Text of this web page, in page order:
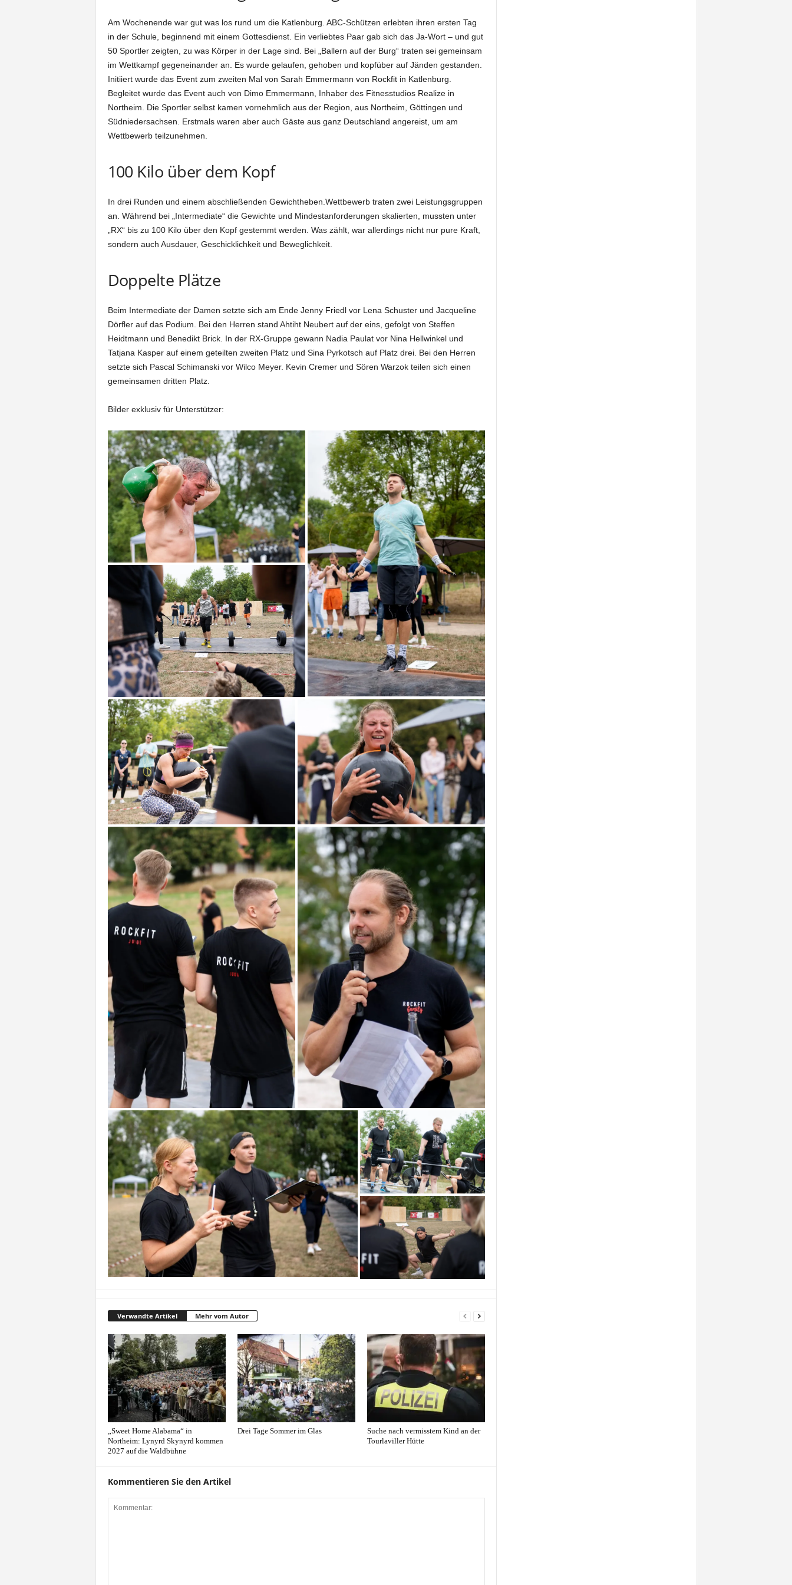
Am Wochenende war gut was los rund um die Katlenburg. ABC-Schützen erlebten ihren ersten Tag
in der Schule, beginnend mit einem Gottesdienst. Ein verliebtes Paar gab sich das Ja-Wort – und gut
50 Sportler zeigten, zu was Körper in der Lage sind. Bei „Ballern auf der Burg“ traten sei gemeinsam
im Wettkampf gegeneinander an. Es wurde gelaufen, gehoben und kopfüber auf Jänden gestanden.
Initiiert wurde das Event zum zweiten Mal von Sarah Emmermann von Rockfit in Katlenburg.
Begleitet wurde das Event auch von Dimo Emmermann, Inhaber des Fitnesstudios Realize in
Northeim. Die Sportler selbst kamen vornehmlich aus der Region, aus Northeim, Göttingen und
Südniedersachsen. Erstmals waren aber auch Gäste aus ganz Deutschland angereist, um am
Wettbewerb teilzunehmen.
100 Kilo über dem Kopf
In drei Runden und einem abschließenden Gewichtheben.Wettbewerb traten zwei Leistungsgruppen
an. Während bei „Intermediate“ die Gewichte und Mindestanforderungen skalierten, mussten unter
„RX“ bis zu 100 Kilo über den Kopf gestemmt werden. Was zählt, war allerdings nicht nur pure Kraft,
sondern auch Ausdauer, Geschicklichkeit und Beweglichkeit.
Doppelte Plätze
Beim Intermediate der Damen setzte sich am Ende Jenny Friedl vor Lena Schuster und Jacqueline
Dörfler auf das Podium. Bei den Herren stand Ahtiht Neubert auf der eins, gefolgt von Steffen
Heidtmann und Benedikt Brick. In der RX-Gruppe gewann Nadia Paulat vor Nina Hellwinkel und
Tatjana Kasper auf einem geteilten zweiten Platz und Sina Pyrkotsch auf Platz drei. Bei den Herren
setzte sich Pascal Schimanski vor Wilco Meyer. Kevin Cremer und Sören Warzok teilen sich einen
gemeinsamen dritten Platz.
Bilder exklusiv für Unterstützer:
Verwandte Artikel Mehr vom Autor
„Sweet Home Alabama“ in
Northeim: Lynyrd Skynyrd kommen
2027 auf die Waldbühne
Drei Tage Sommer im Glas
Suche nach vermisstem Kind an der
Tourlaviller Hütte
Kommentieren Sie den Artikel